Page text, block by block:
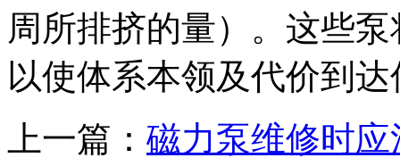
周所排挤的量）。这些
以使体系本领及代价到达
上一篇： 磁力泵维修时